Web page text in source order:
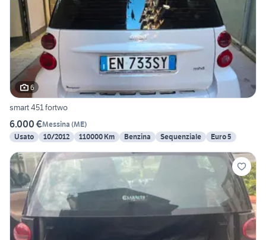
6
smart 451 fortwo
6.000 €Messina (ME)
Usato
10/2012 110000 Km Benzina Sequenziale Euro 5